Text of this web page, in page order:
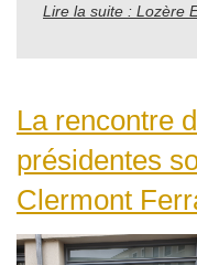
Lire la suite : Lozère
La rencontre
présidentes
Clermont